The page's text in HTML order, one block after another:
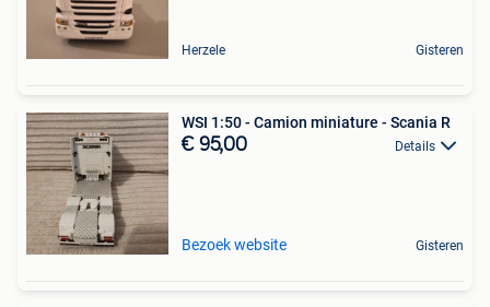
Herzele Gisteren
WSI 1:50 - Camion miniature - Scania R
€ 95,00 Details
Bezoek website Gisteren